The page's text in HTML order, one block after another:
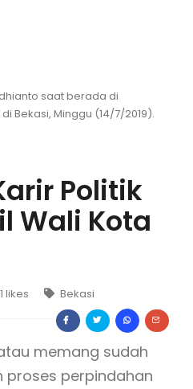
saat berada di
Bekasi, Minggu (14/7/2019).
Politik
Wali Kota
likes Bekasi
memang sudah
proses perpindahan